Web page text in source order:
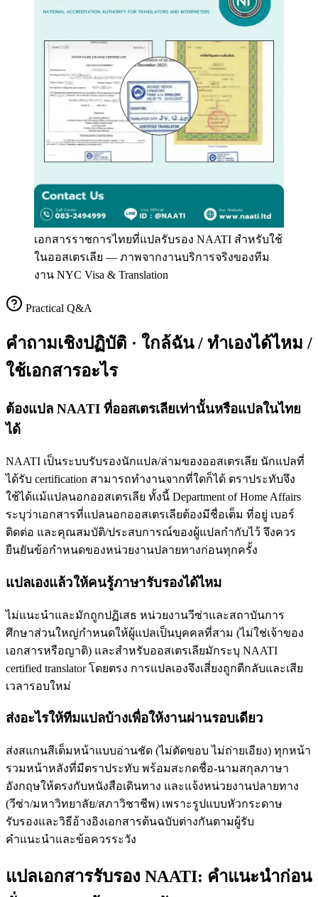
เอกสารราชการไทยที่แปลรับรอง NAATI สำหรับใช้
ในออสเตรเลีย — ภาพจากงานบริการจริงของทีม
งาน NYC Visa & Translation
Practical Q&A
คำถามเชิงปฏิบัติ · ใกล้ฉัน / ทำเองได้ไหม /
ใช้เอกสารอะไร
ต้องแปล NAATI ที่ออสเตรเลียเท่านั้นหรือแปลในไทย
ได้
NAATI เป็นระบบรับรองนักแปล/ล่ามของออสเตรเลีย นักแปลที่
ได้รับ certification สามารถทำงานจากที่ใดก็ได้ ตราประทับจึง
ใช้ได้แม้แปลนอกออสเตรเลีย ทั้งนี้ Department of Home Affairs
ระบุว่าเอกสารที่แปลนอกออสเตรเลียต้องมีชื่อเต็ม ที่อยู่ เบอร์
ติดต่อ และคุณสมบัติ/ประสบการณ์ของผู้แปลกำกับไว้ จึงควร
ยืนยันข้อกำหนดของหน่วยงานปลายทางก่อนทุกครั้ง
แปลเองแล้วให้คนรู้ภาษารับรองได้ไหม
ไม่แนะนำและมักถูกปฏิเสธ หน่วยงานวีซ่าและสถาบันการ
ศึกษาส่วนใหญ่กำหนดให้ผู้แปลเป็นบุคคลที่สาม (ไม่ใช่เจ้าของ
เอกสารหรือญาติ) และสำหรับออสเตรเลียมักระบุ NAATI
certified translator โดยตรง การแปลเองจึงเสี่ยงถูกตีกลับและเสีย
เวลารอบใหม่
ส่งอะไรให้ทีมแปลบ้างเพื่อให้งานผ่านรอบเดียว
ส่งสแกนสีเต็มหน้าแบบอ่านชัด (ไม่ตัดขอบ ไม่ถ่ายเอียง) ทุกหน้า
รวมหน้าหลังที่มีตราประทับ พร้อมสะกดชื่อ-นามสกุลภาษา
อังกฤษให้ตรงกับหนังสือเดินทาง และแจ้งหน่วยงานปลายทาง
(วีซ่า/มหาวิทยาลัย/สภาวิชาชีพ) เพราะรูปแบบหัวกระดาษ
รับรองและวิธีอ้างอิงเอกสารต้นฉบับต่างกันตามผู้รับ
คำแนะนำและข้อควรระวัง
แปลเอกสารรับรอง NAATI: คำแนะนำก่อน